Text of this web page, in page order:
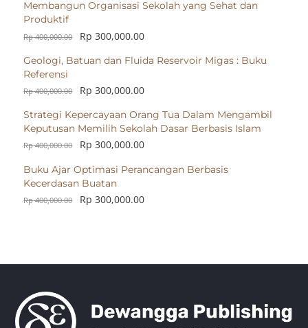
Membangun Organisasi Sekolah yang Sehat dan
Produktif
Rp400,000.00 Rp 300,000.00
Geologi, Batuan dan Fluida Reservoir Migas : Buku
Referensi
Rp400,000.00 Rp 300,000.00
Strategi Kepercayaan Orang Tua Dalam Mengambil
Keputusan Memilih Sekolah Dasar Berbasis Islam
Rp400,000.00 Rp 300,000.00
Buku Ajar Optimasi Perancangan Berbasis
Kecerdasan Buatan
Rp400,000.00 Rp 300,000.00